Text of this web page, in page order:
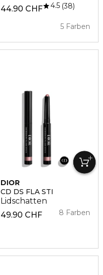
44.90 CHF
5 Farben
4.5 38
DIOR
CD DS FLA STI
Lidschatten
49.90 CHF
8 Farben